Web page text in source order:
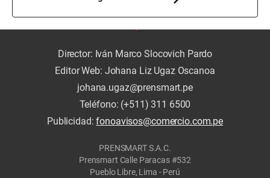
Director: Iván Marco Slocovich Pardo
Editor Web: Johana Liz Ugaz Oscanoa
johana.ugaz@prensmart.pe
Teléfono: (+511) 311 6500
Publicidad:fonoavisos@comercio.com.pe
PRENSMART S.A.C.
Prensmart Calle Paracas #532
Pueblo Libre, Lima - Perú